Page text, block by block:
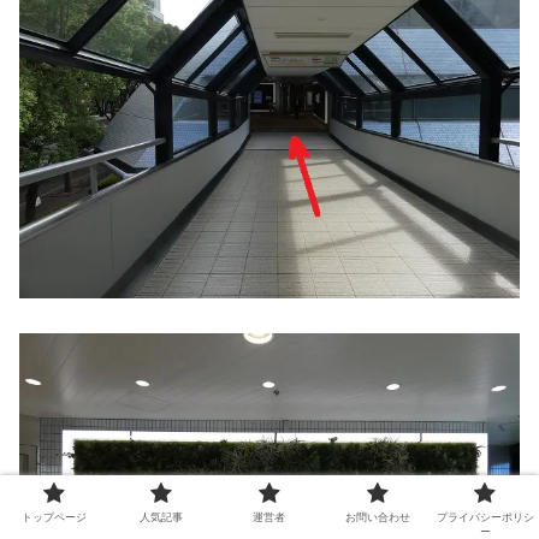
トップページ 人気記事 運営者 お問い合わせ
プライバシーポリシ
ー